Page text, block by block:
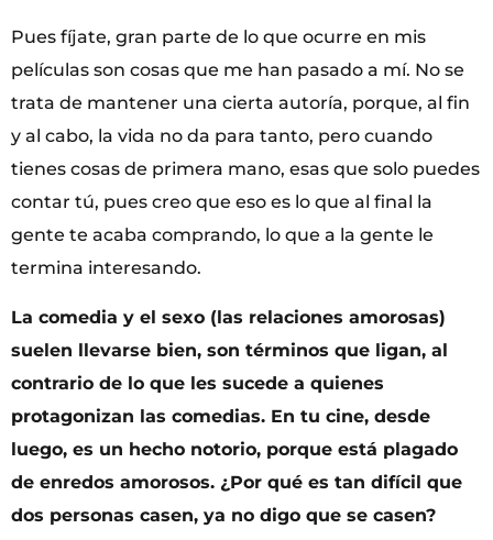
Pues fíjate, gran parte de lo que ocurre en mis
películas son cosas que me han pasado a mí. No se
trata de mantener una cierta autoría, porque, al fin
y al cabo, la vida no da para tanto, pero cuando
tienes cosas de primera mano, esas que solo puedes
contar tú, pues creo que eso es lo que al final la
gente te acaba comprando, lo que a la gente le
termina interesando.
La comedia y el sexo (las relaciones amorosas)
suelen llevarse bien, son términos que ligan, al
contrario de lo que les sucede a quienes
protagonizan las comedias. En tu cine, desde
luego, es un hecho notorio, porque está plagado
de enredos amorosos. ¿Por qué es tan difícil que
dos personas casen, ya no digo que se casen?